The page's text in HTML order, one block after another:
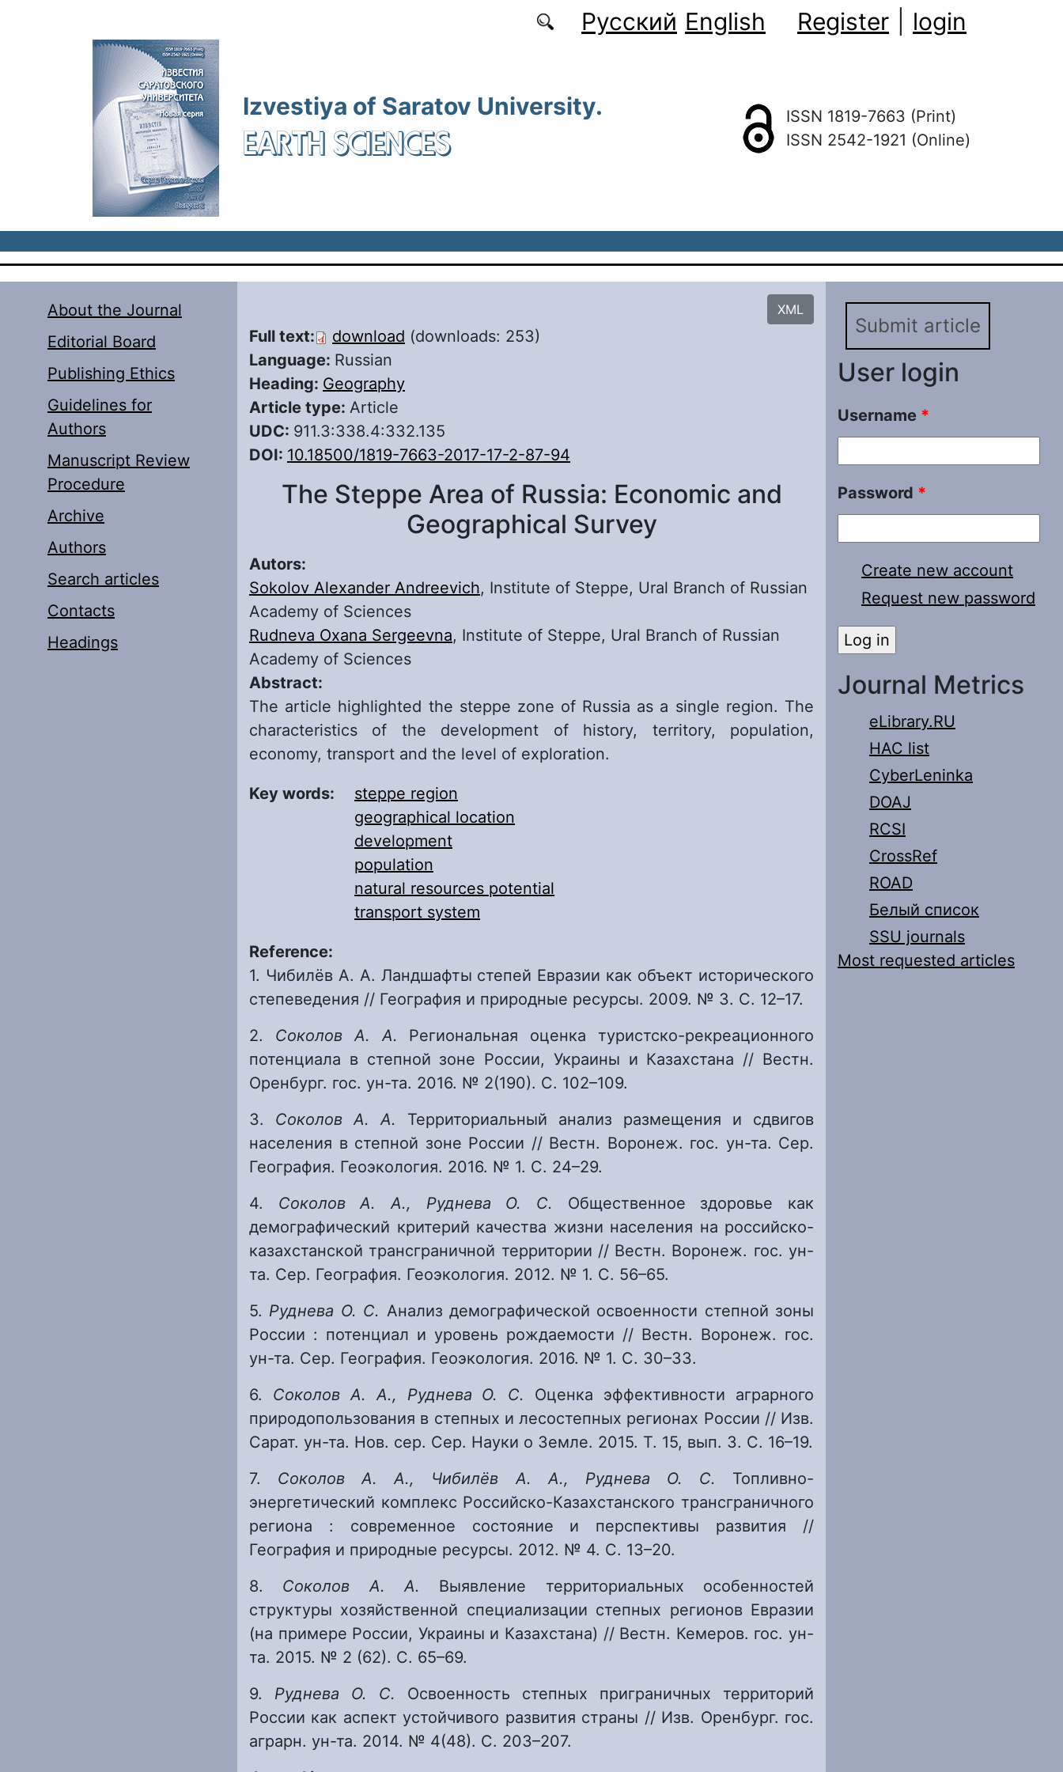
Русский English Register login
Izvestiya of Saratov University.
EARTH SCIENCES
ISSN 1819-7663 (Print)
ISSN 2542-1921 (Online)
About the Journal
Editorial Board
Publishing Ethics
Guidelines for
Authors
Manuscript Review
Procedure
Archive
Authors
Search articles
Contacts
Headings
XML
Full text: download (downloads: 253)
Language: Russian
Heading: Geography
Article type: Article
UDC: 911.3:338.4:332.135
DOI: 10.18500/1819-7663-2017-17-2-87-94
The Steppe Area of Russia: Economic and
Geographical Survey
Autors:
Sokolov Alexander Andreevich, Institute of Steppe, Ural Branch of Russian
Academy of Sciences
Rudneva Oxana Sergeevna, Institute of Steppe, Ural Branch of Russian
Academy of Sciences
Abstract:
The article highlighted the steppe zone of Russia as a single region. The
characteristics of the development of history, territory, population,
economy, transport and the level of exploration.
Key words:
steppe region
geographical location
development
population
natural resources potential
transport system
Reference:
1. Чибилёв А. А. Ландшафты степей Евразии как объект исторического
степеведения // География и природные ресурсы. 2009. № 3. С. 12–17.
2. Соколов А. А. Региональная оценка туристско-рекреационного
потенциала в степной зоне России, Украины и Казахстана // Вестн.
Оренбург. гос. ун-та. 2016. № 2(190). С. 102–109.
3. Соколов А. А. Территориальный анализ размещения и сдвигов
населения в степной зоне России // Вестн. Воронеж. гос. ун-та. Сер.
География. Геоэкология. 2016. № 1. С. 24–29.
4. Соколов А. А., Руднева О. С. Общественное здоровье как
демографический критерий качества жизни населения на российско-
казахстанской трансграничной территории // Вестн. Воронеж. гос. ун-
та. Сер. География. Геоэкология. 2012. № 1. С. 56–65.
5. Руднева О. С. Анализ демографической освоенности степной зоны
России : потенциал и уровень рождаемости // Вестн. Воронеж. гос.
ун-та. Сер. География. Геоэкология. 2016. № 1. С. 30–33.
6. Соколов А. А., Руднева О. С. Оценка эффективности аграрного
природопользования в степных и лесостепных регионах России // Изв.
Сарат. ун-та. Нов. сер. Сер. Науки о Земле. 2015. Т. 15, вып. 3. С. 16–19.
7. Соколов А. А., Чибилёв А. А., Руднева О. С. Топливно-
энергетический комплекс Российско-Казахстанского трансграничного
региона : современное состояние и перспективы развития //
География и природные ресурсы. 2012. № 4. С. 13–20.
8. Соколов А. А. Выявление территориальных особенностей
структуры хозяйственной специализации степных регионов Евразии
(на примере России, Украины и Казахстана) // Вестн. Кемеров. гос. ун-
та. 2015. № 2 (62). С. 65–69.
9. Руднева О. С. Освоенность степных приграничных территорий
России как аспект устойчивого развития страны // Изв. Оренбург. гос.
аграрн. ун-та. 2014. № 4(48). С. 203–207.
Submit article
User login
Username *
Password *
Create new account
Request new password
Journal Metrics
eLibrary.RU
HAC list
CyberLeninka
DOAJ
RCSI
CrossRef
ROAD
Белый список
SSU journals
Most requested articles